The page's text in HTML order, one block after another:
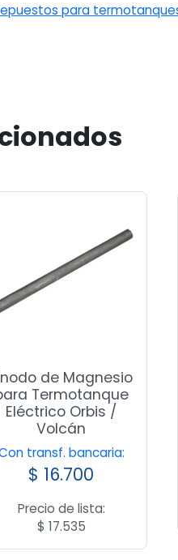
para
de Magnesio
Termotanque
Eléctrico Orbis /
Volcán
transf. bancaria:
$ 16.700
Precio de lista:
$ 17.535